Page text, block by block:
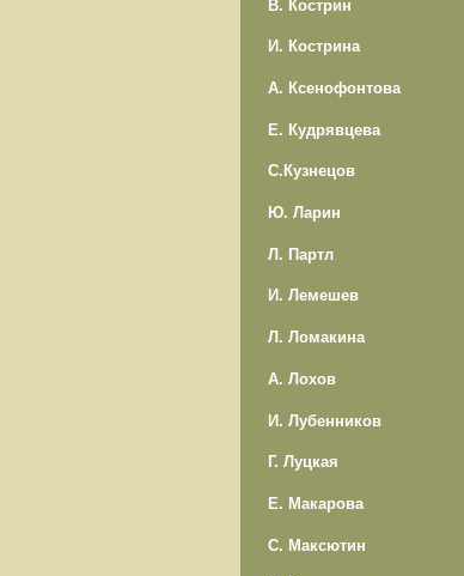
В. Кострин
И. Кострина
А. Ксенофонтова
Е. Кудрявцева
С.Кузнецов
Ю. Ларин
Л. Партл
И. Лемешев
Л. Ломакина
А. Лохов
И. Лубенников
Г. Луцкая
Е. Макарова
С. Максютин